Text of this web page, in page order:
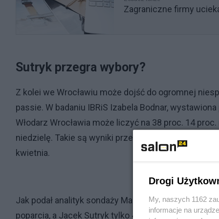
Zagraniczne firmy
Sutryk przegra wybory?
Z kolei we Wrocławiu może dojść do ogromnej
passie. W badaniu IBRiS Izabela Bodnar,
Włodarz Wrocławia może liczyć na 38 proc. 14
niedzielę. Takie są wyniki przeprowadzone na
kwietnia.
Jak podał analityk sondaży Marcin Palade, wśród
poparcia, a Jacek Sutryk tylko 44 proc.
Drogi
My, naszych 1162
informacje na